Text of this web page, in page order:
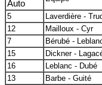
Auto
5
Laverdière -
12
Mailloux - Cyr
7
Bérubé -
15
Dickner -
16
Leblanc - Dubé
13
Barbe - Guité